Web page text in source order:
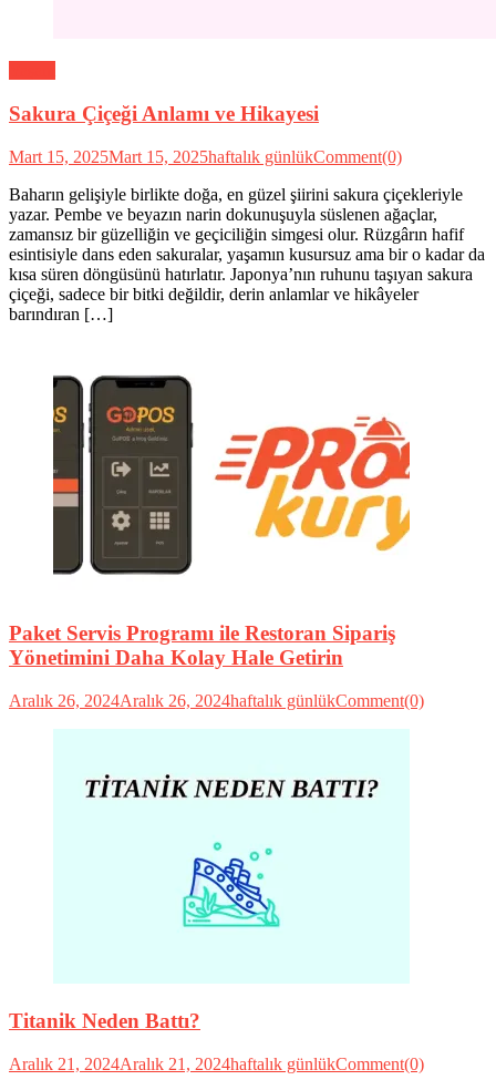
Sakura Çiçeği Anlamı ve Hikayesi
Mart 15, 2025Mart 15, 2025haftalık günlükComment(0)
Baharın gelişiyle birlikte doğa, en güzel şiirini sakura çiçekleriyle
yazar. Pembe ve beyazın narin dokunuşuyla süslenen ağaçlar,
zamansız bir güzelliğin ve geçiciliğin simgesi olur. Rüzgârın hafif
esintisiyle dans eden sakuralar, yaşamın kusursuz ama bir o kadar da
kısa süren döngüsünü hatırlatır. Japonya’nın ruhunu taşıyan sakura
çiçeği, sadece bir bitki değildir, derin anlamlar ve hikâyeler
barındıran […]
Paket Servis Programı ile Restoran Sipariş
Yönetimini Daha Kolay Hale Getirin
Aralık 26, 2024Aralık 26, 2024haftalık günlükComment(0)
Titanik Neden Battı?
Aralık 21, 2024Aralık 21, 2024haftalık günlükComment(0)